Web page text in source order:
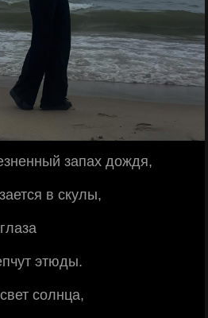
запах дождя,
в скулы,
этюды.
солнца,